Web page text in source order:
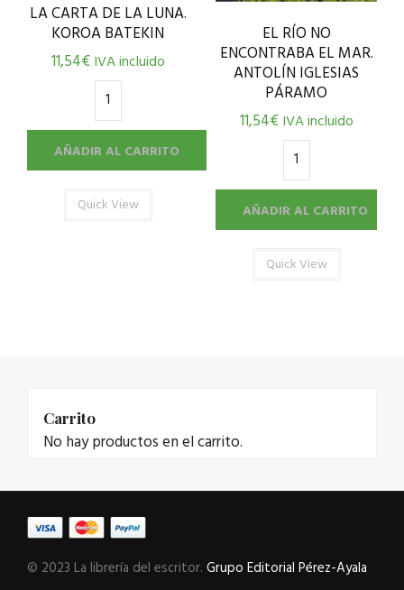
LA CARTA DE LA LUNA.
KOROA BATEKIN
11,54€ IVA incluido
AÑADIR AL CARRITO
Quick View
EL RÍO NO
ENCONTRABA EL MAR.
ANTOLÍN IGLESIAS
PÁRAMO
11,54€ IVA incluido
AÑADIR AL CARRITO
Quick View
Carrito
No hay productos en el carrito.
© 2023 La librería del escritor. Grupo Editorial Pérez-Ayala